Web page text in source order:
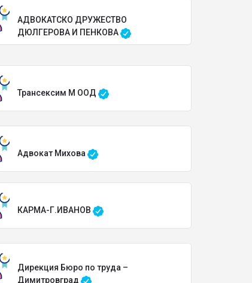
АДВОКАТСКО ДРУЖЕСТВО
ДЮЛГЕРОВА И ПЕНКОВА
Трансексим М ООД
Адвокат Михова
КАРМА-Г.ИВАНОВ
Дирекция Бюро по труда –
Димитровград